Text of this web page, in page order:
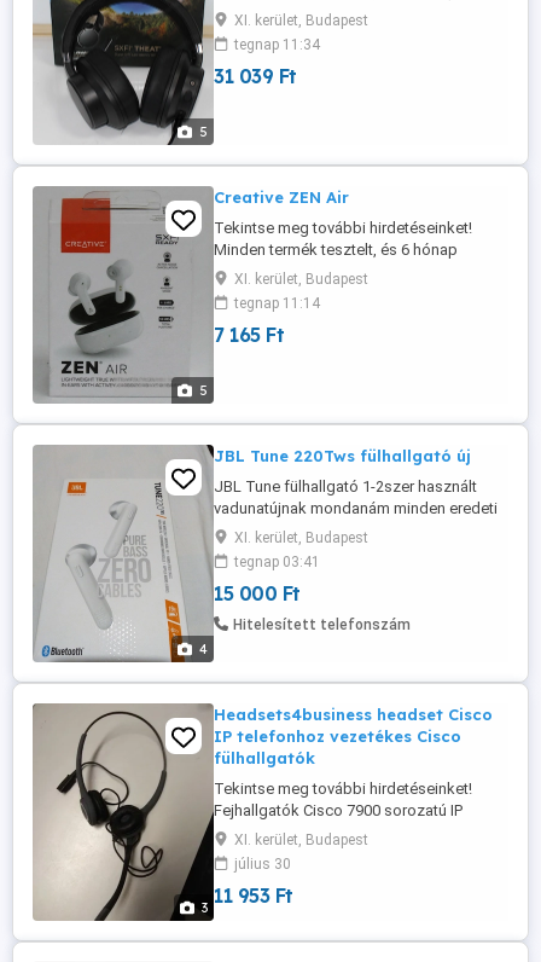
5
garanciával rendelkezik. A képek a valós
termékeket ábrázolják. Ez a termék:
felújított (refurbished). Típus: vezeték
nélküli Forma: fül köré illeszkedő (over-
XI. kerület, Budapest
tegnap 11:34
31 039 Ft
5
Creative ZEN Air
Tekintse meg további hirdetéseinket!
Minden termék tesztelt, és 6 hónap
garanciával rendelkezik. A képek a valós
termékeket ábrázolják. Ez a termék:
FELÚJÍTOTT Típus: True Wireless Forma:
fülbe helyezhető (in-ear) Mikrofon: IGEN
XI. kerület, Budapest
tegnap 11:14
7 165 Ft
4
JBL Tune 220Tws fülhallgató új
JBL Tune fülhallgató 1-2szer használt
vadunatújnak mondanám minden eredeti
gyári dobozában csak személyes
átvétellel érdeklődni kell Monor.
XI. kerület, Budapest
tegnap 03:41
15 000 Ft
Hitelesített telefonszám
3
Headsets4business headset Cisco
IP telefonhoz vezetékes Cisco
fülhallgatók
Tekintse meg további hirdetéseinket!
Fejhallgatók Cisco 7900 sorozatú IP
telefonokhoz, más modellekkel is
kompatibilisek lehetnek további
információért kérjük, érdeklődjön. Kiváló
állapotban. Elérhető mennyiség: 40 db
XI. kerület, Budapest
július 30
11 953 Ft